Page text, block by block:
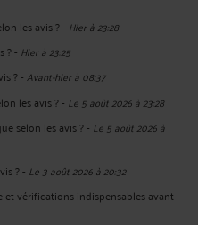
les avis ?- Hier à 23:28
?- Hier à 23:25
?-Avant-hier à 08:37
les avis ?- Le 5 août 2026 à 23:28
selon les avis ?- Le 5 août 2026 à
?- Le 3 août 2026 à 20:32
et vérifications indispensables avant